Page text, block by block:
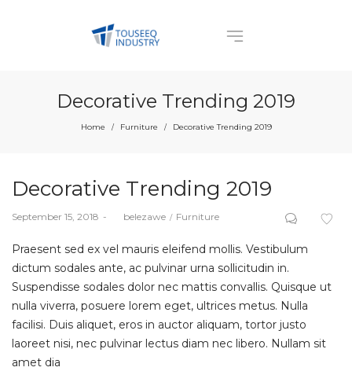
Decorative Trending 2019
Home / Furniture / Decorative Trending 2019
Decorative Trending 2019
Posted
September 15, 2018 belezawe
Posted
Furniture
Praesent sed ex vel mauris eleifend mollis. Vestibulum
dictum sodales ante, ac pulvinar urna sollicitudin in.
Suspendisse sodales dolor nec mattis convallis. Quisque ut
nulla viverra, posuere lorem eget, ultrices metus. Nulla
facilisi. Duis aliquet, eros in auctor aliquam, tortor justo
laoreet nisi, nec pulvinar lectus diam nec libero. Nullam sit
amet dia